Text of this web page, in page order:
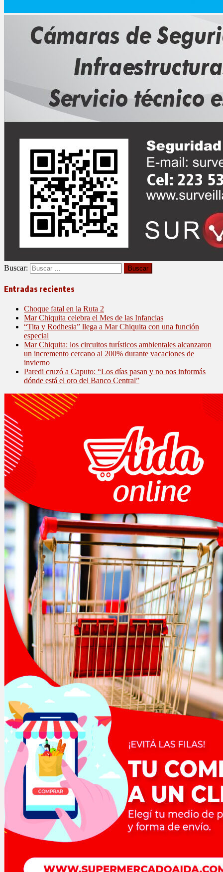
Buscar:
Entradas recientes
Choque fatal en la Ruta 2
Mar Chiquita celebra el Mes de las Infancias
“Tita y Rodhesia” llega a Mar Chiquita con una función
especial
Mar Chiquita: los circuitos turísticos ambientales alcanzaron
un incremento cercano al 200% durante vacaciones de
invierno
Paredi cruzó a Caputo: “Los días pasan y no nos informás
dónde está el oro del Banco Central”